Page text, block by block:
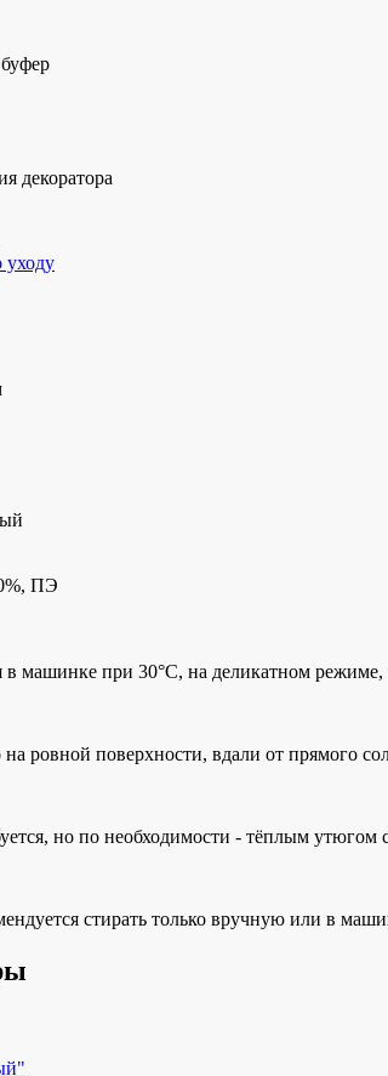
декоратора
уходу
ПЭ
в машинке при 30°C, на деликатном
ровной поверхности, вдали от прямого
но по необходимости - тёплым утюгом
стирать только вручную или в